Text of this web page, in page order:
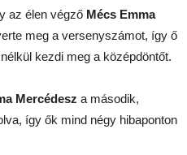
az élen végző Mécs Emma
meg a versenyszámot, így ő
kezdi meg a középdöntőt.
Mercédesz a második,
így ők mind négy hibaponton